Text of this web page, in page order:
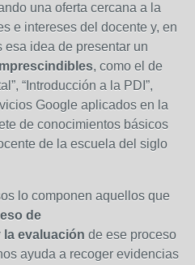
una oferta cercana a la
e intereses del docente y, en
idea de presentar un
, como el de
“Introducción a la PDI”,
Google aplicados en la
de conocimientos básicos
de la escuela del siglo
lo componen aquellos que
de
la evaluación de ese proceso
ayuda a recoger evidencias